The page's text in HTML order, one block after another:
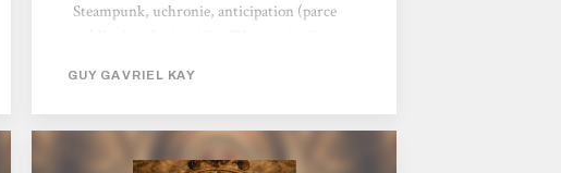
Steampunk, uchronie, anticipation (parce
ouvertement ou non dans ce patrimoine
commun de l’Humanité. Guy Gavriel
Kay s’inscrit dans cette veine, nous
proposant avec Tigane un roman qui lorgne
GUY GAVRIEL KAY